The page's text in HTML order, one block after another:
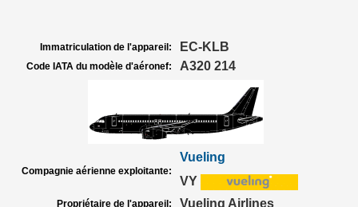
Immatriculation de l'appareil: EC-KLB
Code IATA du modèle d'aéronef: A320 214
Compagnie aérienne exploitante:
Vueling
VY
Propriétaire de l'appareil: Vueling Airlines